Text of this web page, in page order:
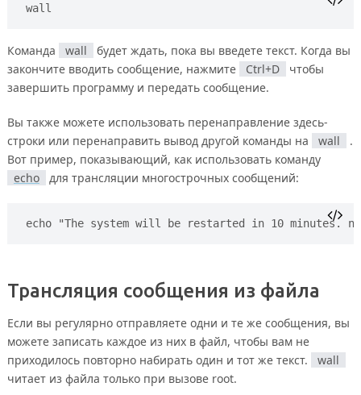
wall
Команда wall
будет ждать, пока вы введете текст. Когда вы
закончите вводить сообщение, нажмите
Ctrl+D
чтобы
завершить программу и передать сообщение.
Вы также можете использовать перенаправление здесь-
строки или перенаправить вывод другой команды на
wall
.
Вот пример, показывающий, как использовать команду
echo
для трансляции многострочных сообщений:
echo "The system will be restarted in 10 minutes.
Трансляция сообщения из файла
Если вы регулярно отправляете одни и те же сообщения, вы
можете записать каждое из них в файл, чтобы вам не
приходилось повторно набирать один и тот же текст.
wall
читает из файла только при вызове root.